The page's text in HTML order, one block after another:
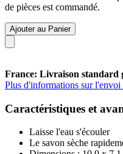
de pièces est commandé.
Ajouter au Panier
France: Livraison standard
Plus d'informations sur l'envoi
Caractéristiques et
Laisse l'eau s'écouler
Le savon sèche